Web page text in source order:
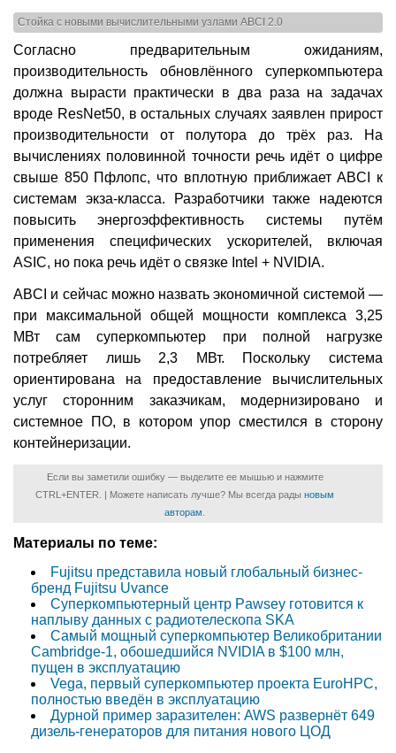
Стойка с новыми вычислительными узлами ABCI 2.0
Согласно предварительным ожиданиям,
производительность обновлённого суперкомпьютера
должна вырасти практически в два раза на задачах
вроде ResNet50, в остальных случаях заявлен прирост
производительности от полутора до трёх раз. На
вычислениях половинной точности речь идёт о цифре
свыше 850 Пфлопс, что вплотную приближает ABCI к
системам экза-класса. Разработчики также надеются
повысить энергоэффективность системы путём
применения специфических ускорителей, включая
ASIC, но пока речь идёт о связке Intel + NVIDIA.
ABCI и сейчас можно назвать экономичной системой —
при максимальной общей мощности комплекса 3,25
МВт сам суперкомпьютер при полной нагрузке
потребляет лишь 2,3 МВт. Поскольку система
ориентирована на предоставление вычислительных
услуг сторонним заказчикам, модернизировано и
системное ПО, в котором упор сместился в сторону
контейнеризации.
Если вы заметили ошибку — выделите ее мышью и нажмите
CTRL+ENTER. | Можете написать лучше? Мы всегда рады новым
авторам.
Материалы по теме:
Fujitsu представила новый глобальный бизнес-
бренд Fujitsu Uvance
Суперкомпьютерный центр Pawsey готовится к
наплыву данных с радиотелескопа SKA
Самый мощный суперкомпьютер Великобритании
Cambridge-1, обошедшийся NVIDIA в $100 млн,
пущен в эксплуатацию
Vega, первый суперкомпьютер проекта EuroHPC,
полностью введён в эксплуатацию
Дурной пример заразителен: AWS развернёт 649
дизель-генераторов для питания нового ЦОД